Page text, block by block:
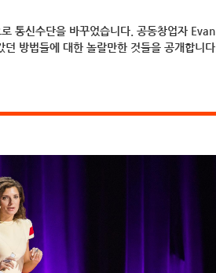
통신수단을 바꾸었습니다. 공동창업자 Evan
방법들에 대한 놀랄만한 것들을 공개합니다.